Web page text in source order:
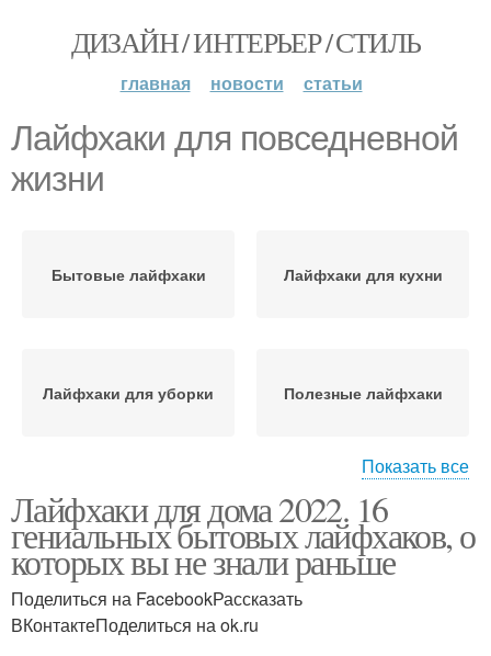
ДИЗАЙН / ИНТЕРЬЕР / СТИЛЬ
главная новости статьи
Лайфхаки для повседневной
жизни
Бытовые лайфхаки Лайфхаки для кухни
Лайфхаки для уборки Полезные лайфхаки
Гениальные лайфхаки Крутые лайфхаки
Лайфхак для родителей
Показать все
Лайфхаки для дома 2022. 16
гениальных бытовых лайфхаков, о
которых вы не знали раньше
Поделиться на FacebookРассказать
ВКонтактеПоделиться на ok.ru